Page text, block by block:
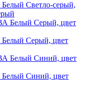
Светло-серый,
Белый Серый, цвет
Белый Синий, цвет